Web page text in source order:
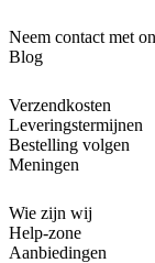
Neem contact met
Blog
Verzendkosten
Leveringstermijnen
Bestelling volgen
Meningen
Wie zijn wij
Help-zone
Aanbiedingen